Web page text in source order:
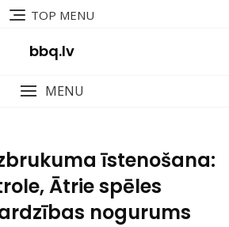
TOP MENU
bbq.lv
MENU
īstenošana:
Ātrie spēles
nogurums